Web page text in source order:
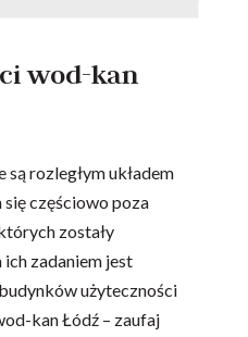
wod-kan
rozległym układem
częściowo poza
zostały
zadaniem jest
użyteczności
kan Łódź – zaufaj